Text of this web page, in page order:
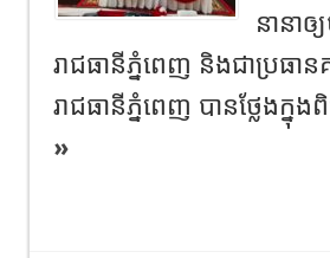
នានា
រាជធានីភ្នំពេញ និងជាប្រធា
រាជធានីភ្នំពេញ បានថ្លែង
»